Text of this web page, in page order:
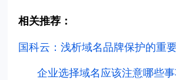
相关推荐：
国科云：浅析域名品牌保护的重
企业选择域名应该注意哪些事